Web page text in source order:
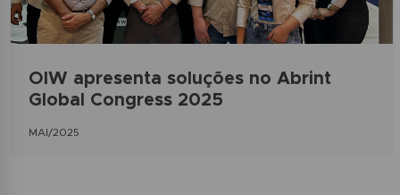
OIW apresenta soluções no Abrint
Global Congress 2025
MAI/2025